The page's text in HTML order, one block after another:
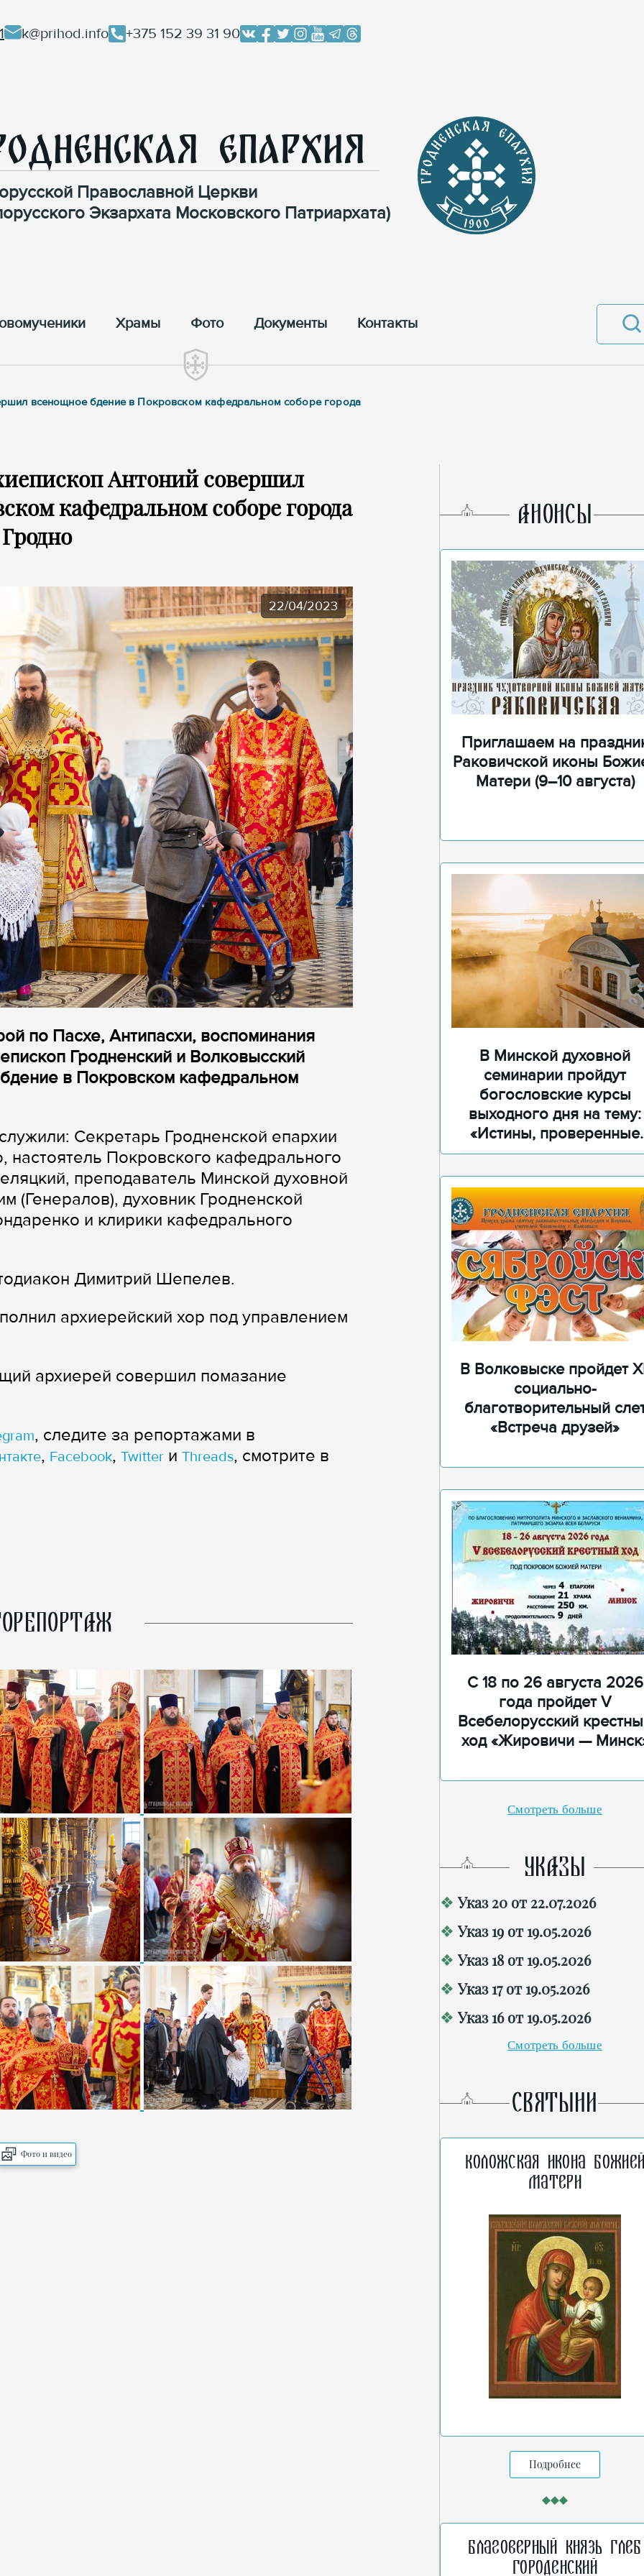
k@prihod.info +375 152 39 31 90
Епархия
Православной Церкви
Экзархата Московского Патриархата)
Храмы Фото Документы Контакты
всенощное бдение в Покровском кафедральном соборе города
Антоний совершил
кафедральном соборе города
Гродно
22/04/2023
по Пасхе, Антипасхи, воспоминания
Гродненский и Волковысский
в Покровском кафедральном
Секретарь Гродненской епархии
Покровского кафедрального
преподаватель Минской духовной
(Генералов), духовник Гродненской
и клирики кафедрального
Димитрий Шепелев.
архиерейский хор под управлением
архиерей совершил помазание
, следите за репортажами в
, Facebook, Twitter и Threads, смотрите в
Фото и видео
AНОНСЫ
Приглашаем на
Раковичской иконы
Матери (9–10 августа)
В Минской духовной
семинарии пройдут
богословские курсы
выходного дня на тему:
«Истины, проверенные
временем»
В Волковыске пройдет
социально-
благотворительный
«Встреча друзей»
С 18 по 26 августа 2026
года пройдет V
Всебелорусский
ход «Жировичи —
Смотреть больше
УКАЗЫ
Указ 20 от 22.07.2026
Указ 19 от 19.05.2026
Указ 18 от 19.05.2026
Указ 17 от 19.05.2026
Указ 16 от 19.05.2026
Смотреть больше
СВЯТЫНИ
Коложская икона
Матери
Подробнее
Благоверный князь Глеб
Городенский